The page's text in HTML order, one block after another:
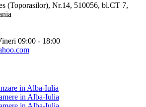
(Toporasilor), Nr.14, 510056, bl.CT 7,
09:00 - 18:00
in Alba-Iulia
in Alba-Iulia